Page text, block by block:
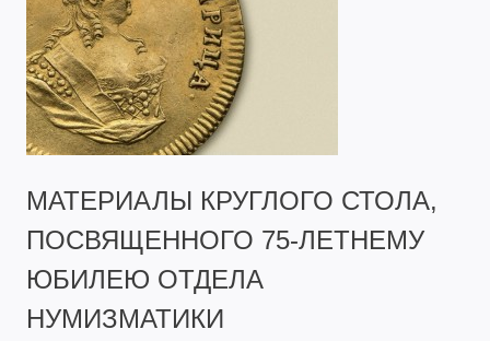
МАТЕРИАЛЫ КРУГЛОГО СТОЛА,
ПОСВЯЩЕННОГО 75-ЛЕТНЕМУ
ЮБИЛЕЮ ОТДЕЛА
НУМИЗМАТИКИ